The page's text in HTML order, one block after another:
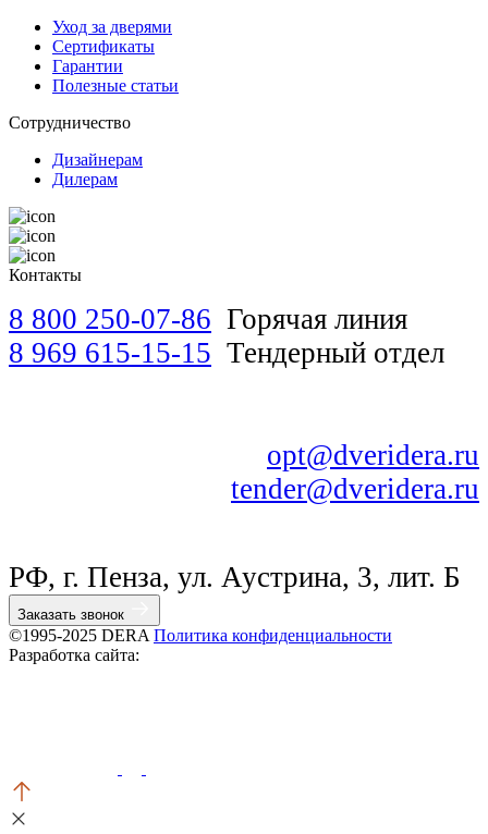
Уход за дверями
Сертификаты
Гарантии
Полезные статьи
Сотрудничество
Дизайнерам
Дилерам
Контакты
8 800 250-07-86 Горячая линия
8 969 615-15-15 Тендерный отдел
opt@dveridera.ru
tender@dveridera.ru
РФ, г. Пенза, ул. Аустрина, 3, лит. Б
Заказать звонок
©1995-2025 DERA Политика конфиденциальности
Разработка сайта: